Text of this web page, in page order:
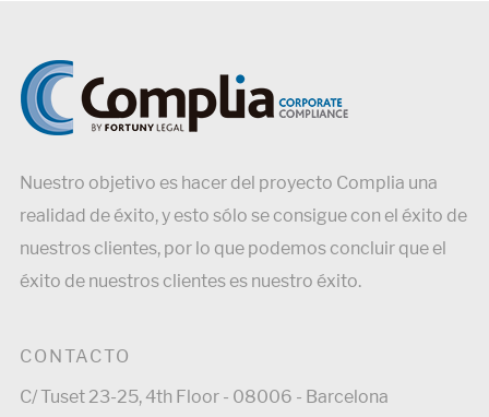
Nuestro objetivo es hacer del proyecto Complia una
realidad de éxito, y esto sólo se consigue con el éxito de
nuestros clientes, por lo que podemos concluir que el
éxito de nuestros clientes es nuestro éxito.
CONTACTO
C/ Tuset 23-25, 4th Floor - 08006 - Barcelona